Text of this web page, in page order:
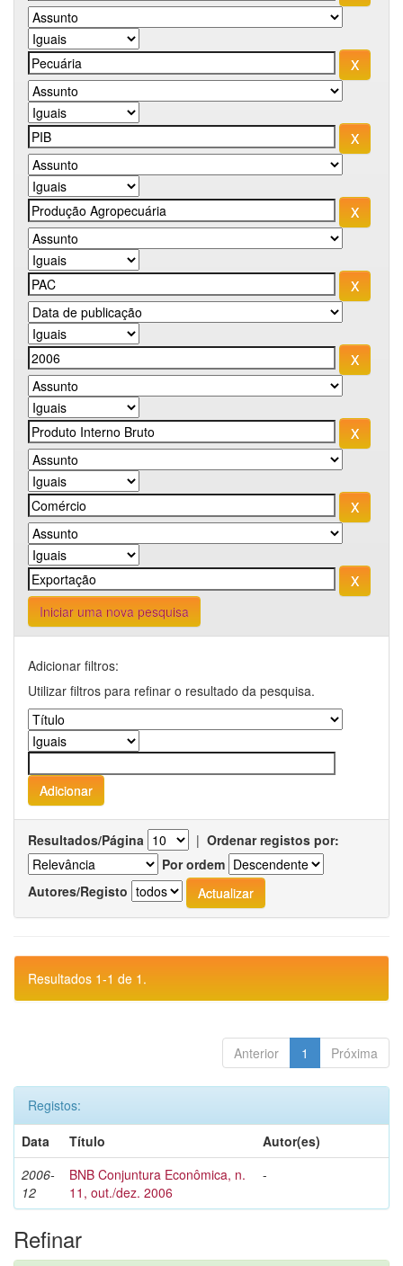
Iniciar uma nova pesquisa
Adicionar filtros:
Utilizar filtros para refinar o resultado da pesquisa.
Resultados/Página | Ordenar registos por:
Por ordem
Autores/Registo
Resultados 1-1 de 1.
Anterior 1 Próxima
Registos:
Data
Título
Autor(es)
2006-
12
BNB Conjuntura Econômica, n.
11, out./dez. 2006
-
Refinar